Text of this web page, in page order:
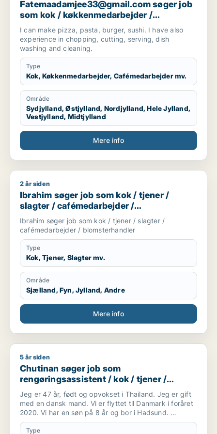
Fatemaadamjee33@gmail.com søger job
som kok / køkkenmedarbejder /
cafémedarbejder / hotelmedarbejder
I can make pizza, pasta, burger, sushi. I have also
experience in chopping, cutting, serving, dish
washing and cleaning.
Type
Kok, Køkkenmedarbejder, Cafémedarbejder mv.
Område
Sydjylland, Østjylland, Nordjylland, Hele Jylland,
Vestjylland, Midtjylland
Mere info
Ibrahim søger job som kok / tjener / slagter /
2 år siden
Ibrahim søger job som kok / tjener /
slagter / cafémedarbejder /
blomsterhandler
Ibrahim søger job som kok / tjener / slagter /
cafémedarbejder / blomsterhandler
Type
Kok, Tjener, Slagter mv.
Område
Sjælland, Fyn, Jylland, Andre
Mere info
Chutinan søger job som rengøringsassistent / kok / tjener /
5 år siden
Chutinan søger job som
rengøringsassistent / kok / tjener /
køkkenmedarbejder / slagter
Jeg er 47 år, født og opvokset i Thailand. Jeg er gift
med en dansk mand. Vi er flyttet til Danmark i foråret
2020. Vi har en søn på 8 år og bor i Hadsund.
Jeg forstår og taler en del dansk og jeg går for tiden
på sprogskole. Taler desuden engelsk.
Type